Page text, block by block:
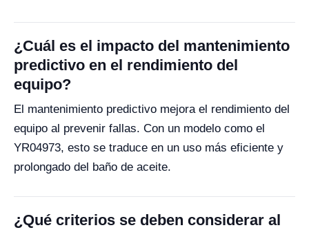
¿Cuál es el impacto del mantenimiento
predictivo en el rendimiento del
equipo?
El mantenimiento predictivo mejora el rendimiento del
equipo al prevenir fallas. Con un modelo como el
YR04973, esto se traduce en un uso más eficiente y
prolongado del baño de aceite.
¿Qué criterios se deben considerar al